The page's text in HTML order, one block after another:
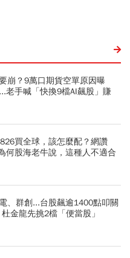
崩？9萬口期貨空單原因曝
老手喊「快換9檔AI飆股」賺
買全球，該怎麼配？網讚
何股海老牛說，這種人不適合
、群創...台股飆逾1400點叩關
金龍先挑2檔「便當股」